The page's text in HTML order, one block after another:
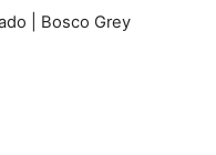
| Bosco Grey